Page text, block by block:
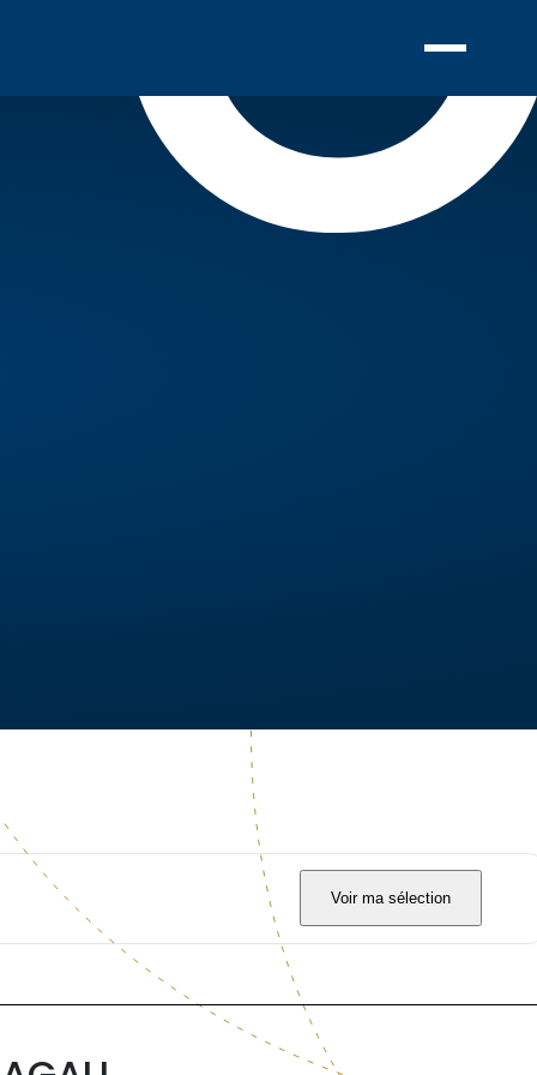
Voir ma sélection